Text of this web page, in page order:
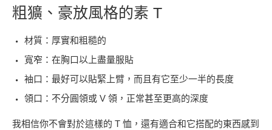
粗獷、豪放風格的素 T
材質：厚實和粗糙的
寬窄：在胸口以上盡量服貼
袖口：最好可以貼緊上臂，而且有它至少一半的長度
領口：不分圓領或 V 領，正常甚至更高的深度
我相信你不會對於這樣的 T 恤，還有適合和它搭配的東西感到